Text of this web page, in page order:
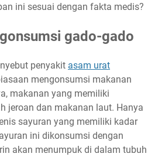
ini sesuai dengan fakta medis?
gado-gado
penyakit asam urat
mengonsumsi makanan
makanan yang memiliki
jeroan dan makanan laut. Hanya
sayuran yang memiliki kadar
ini dikonsumsi dengan
akan menumpuk di dalam tubuh